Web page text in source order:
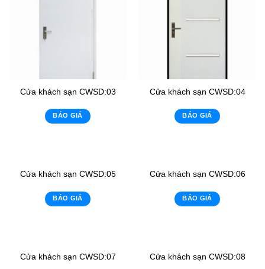
Cửa khách sạn CWSD:03
BÁO GIÁ
Cửa khách sạn CWSD:04
BÁO GIÁ
Cửa khách sạn CWSD:05
BÁO GIÁ
Cửa khách sạn CWSD:06
BÁO GIÁ
Cửa khách sạn CWSD:07 Cửa khách sạn CWSD:08